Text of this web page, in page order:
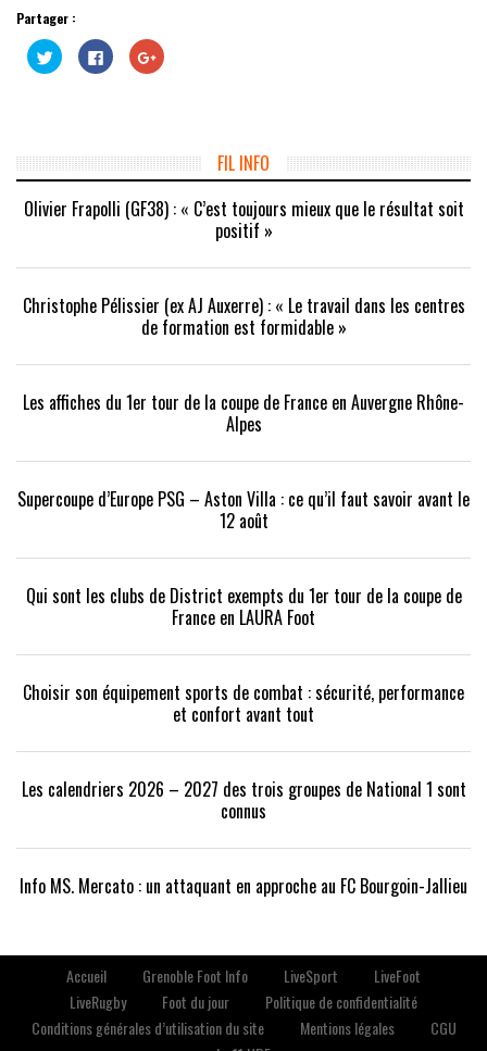
Partager :
Cliquez
pour
partager
fenêtre)
Cliquez
pour
partager
fenêtre)
Cliquez
pour
nouvelle
fenêtre)
FIL INFO
Olivier Frapolli (GF38) : « C’est toujours mieux que le résultat soit
positif »
Christophe Pélissier (ex AJ Auxerre) : « Le travail dans les centres
de formation est formidable »
Les affiches du 1er tour de la coupe de France en Auvergne Rhône-
Alpes
Supercoupe d’Europe PSG – Aston Villa : ce qu’il faut savoir avant le
12 août
Qui sont les clubs de District exempts du 1er tour de la coupe de
France en LAURA Foot
Choisir son équipement sports de combat : sécurité, performance
et confort avant tout
Les calendriers 2026 – 2027 des trois groupes de National 1 sont
connus
Info MS. Mercato : un attaquant en approche au FC Bourgoin-Jallieu
Accueil Grenoble Foot Info LiveSport
LiveFoot
LiveRugby
Foot du jour
Politique de confidentialité
Conditions générales d’utilisation du site
Mentions légales
CGU